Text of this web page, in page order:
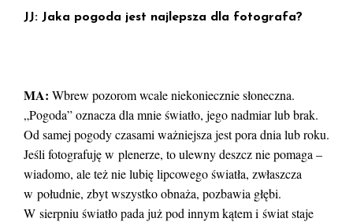
JJ: Jaka pogoda jest najlepsza dla fotografa?
MA: Wbrew pozorom wcale niekoniecznie słoneczna.
„Pogoda” oznacza dla mnie światło, jego nadmiar lub brak.
Od samej pogody czasami ważniejsza jest pora dnia lub roku.
Jeśli fotografuję w plenerze, to ulewny deszcz nie pomaga –
wiadomo, ale też nie lubię lipcowego światła, zwłaszcza
w południe, zbyt wszystko obnaża, pozbawia głębi.
W sierpniu światło pada już pod innym kątem i świat staje